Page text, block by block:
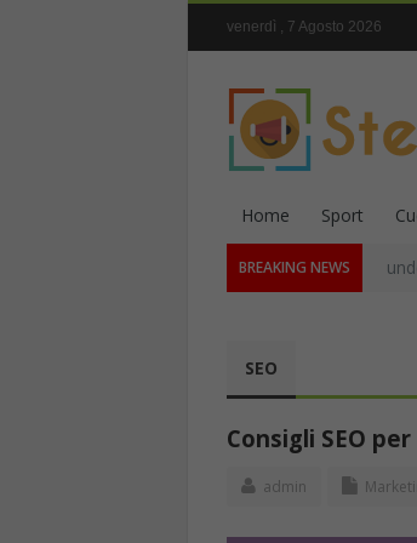
venerdì , 7 Agosto 2026
Home Sport
BREAKING NEWS
SEO
Consigli SEO
admin